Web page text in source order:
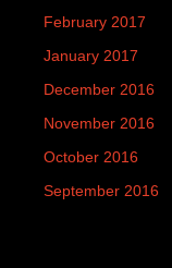
February 2017
January 2017
December 2016
November 2016
October 2016
September 2016